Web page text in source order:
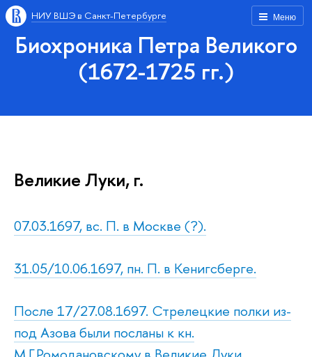
Меню
НИУ ВШЭ в Санкт-Петербурге
Биохроника Петра Великого
(1672-1725 гг.)
Великие Луки, г.
07.03.1697, вс. П. в Москве (?).
31.05/10.06.1697, пн. П. в Кенигсберге.
После 17/27.08.1697. Стрелецкие полки из-
под Азова были посланы к кн.